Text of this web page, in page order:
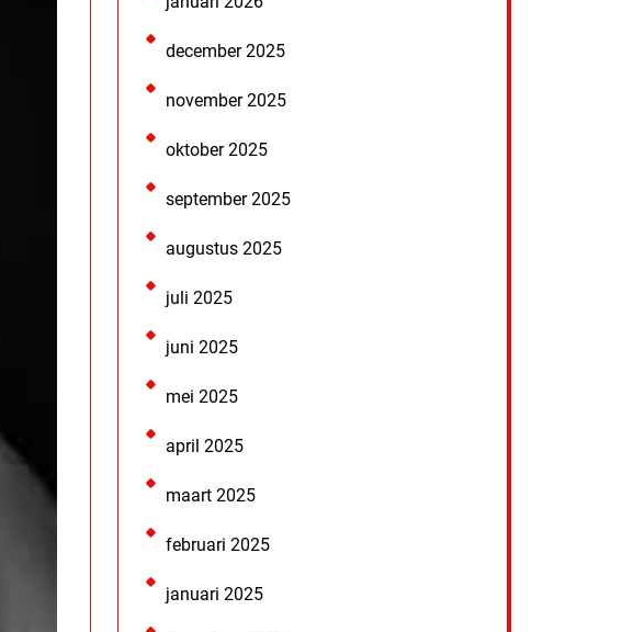
december 2025
november 2025
oktober 2025
september 2025
augustus 2025
juli 2025
juni 2025
mei 2025
april 2025
maart 2025
februari 2025
januari 2025